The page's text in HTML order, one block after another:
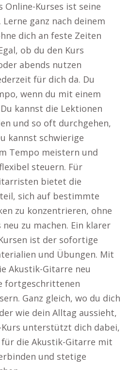
Online-Kurses ist seine
ganz nach deinem
dich an feste Zeiten
ob du den Kurs
abends nutzen
für dich da. Du
wenn du mit einem
kannst die Lektionen
und so oft durchgehen,
kannst schwierige
Tempo meistern und
steuern. Für
bietet die
sich auf bestimmte
zu konzentrieren, ohne
zu machen. Ein klarer
ist der sofortige
und Übungen. Mit
Akustik-Gitarre neu
fortgeschrittenen
Ganz gleich, wo du dich
wie dein Alltag aussieht,
unterstützt dich dabei,
die Akustik-Gitarre mit
und stetige